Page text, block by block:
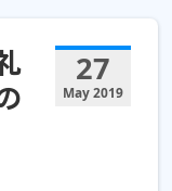
27
May 2019